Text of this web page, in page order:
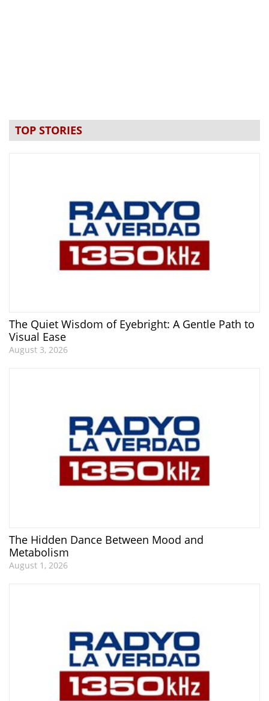
TOP STORIES
The Quiet Wisdom of Eyebright: A Gentle Path to
Visual Ease
August 3, 2026
The Hidden Dance Between Mood and
Metabolism
August 1, 2026